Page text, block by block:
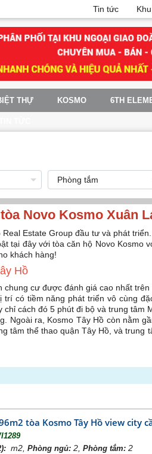
Tin tức
THỰ KOSMO 6TH
Novo Kosmo Xuân
Real Estate Group đầu tư và phát
tại đây với tòa căn hộ Novo
khách hàng!
Hồ
cư được đánh giá cao nhất
có tiềm năng phát triển vô cùng
cách đó 5 phút đi bộ và trung
Ngoài ra, Kosmo Tây Hồ còn nằm
tâm thể thao quận Tây Hồ, và
tòa Kosmo Tây Hồ view city
m2, Phòng ngủ:2, Phòng tắm:2